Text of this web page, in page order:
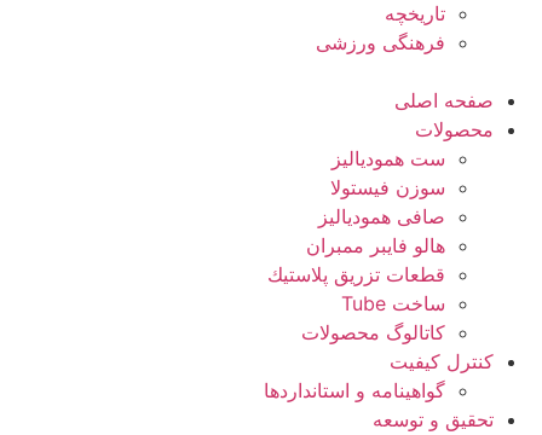
تاريخچه
فرهنگی ورزشی
صفحه اصلی
محصولات
ست همودیالیز
سوزن فیستولا
صافی همودیالیز
هالو فایبر ممبران
قطعات تزريق پلاستيك
ساخت Tube
کاتالوگ محصولات
کنترل کیفیت
گواهينامه و استانداردها
تحقيق و توسعه